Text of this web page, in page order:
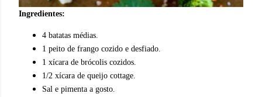
Ingredientes:
4 batatas médias.
1 peito de frango cozido e desfiado.
1 xícara de brócolis cozidos.
1/2 xícara de queijo cottage.
Sal e pimenta a gosto.